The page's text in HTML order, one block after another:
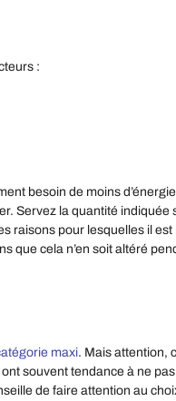
:
besoin de moins
Servez la quantité
raisons pour lesquelles il
que cela n’en soit altéré
maxi. Mais attention,
souvent tendance à ne
de faire attention au